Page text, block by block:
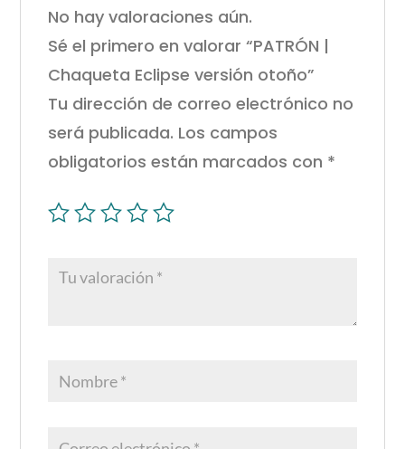
No hay valoraciones aún.
Sé el primero en valorar “PATRÓN |
Chaqueta Eclipse versión otoño”
Tu dirección de correo electrónico no
será publicada. Los campos
obligatorios están marcados con *